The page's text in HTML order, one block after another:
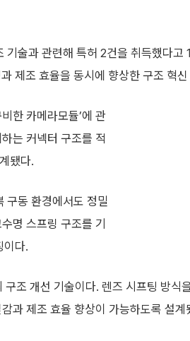
술과 관련해 특허 2건을 취득했다고
제조 효율을 동시에 향상한 구조 혁
한 카메라모듈’에 관
는 커넥터 구조를 적
됐다.
구동 환경에서도 정밀
명 스프링 구조를 기
이다.
조 개선 기술이다. 렌즈 시프팅 방식
과 제조 효율 향상이 가능하도록 설계